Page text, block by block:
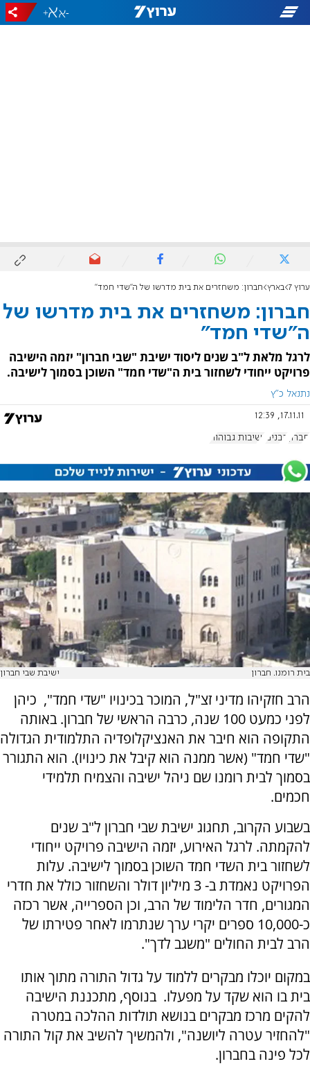
-
+
ערוץ 7 בארץ חברון: משחזרים את בית מדרשו של ה"שדי חמד"
חברון: משחזרים את בית מדרשו של
ה"שדי חמד"
לרגל מלאת ל"ב שנים ליסוד ישיבת "שבי חברון" יזמה הישיבה
פרויקט ייחודי לשחזור בית ה"שדי חמד" השוכן בסמוך לישיבה.
נתנאל כ"ץ
17.11.11, 12:39
חברון רבנים ישיבות גבוהות
בית רומנו. חברון ישיבת שבי חברון
הרב חזקיהו מדיני זצ"ל, המוכר בכינויו "שדי חמד", כיהן
לפני כמעט 100 שנה, כרבה הראשי של חברון. באותה
התקופה הוא חיבר את האנציקלופדיה התלמודית הגדולה
"שדי חמד" (אשר ממנה הוא קיבל את כינויו). הוא התגורר
בסמוך לבית רומנו שם ניהל ישיבה והצמיח תלמידי
חכמים.
בשבוע הקרוב, תחגוג ישיבת שבי חברון ל"ב שנים
להקמתה. לרגל האירוע, יזמה הישיבה פרויקט ייחודי
לשחזור בית השדי חמד השוכן בסמוך לישיבה. עלות
הפרויקט נאמדת ב- 3 מיליון דולר והשחזור כולל את חדרי
המגורים, חדר הלימוד של הרב, וכן הספרייה, אשר רכזה
כ-10,000 ספרים יקרי ערך שנתרמו לאחר פטירתו של
הרב לבית החולים "משגב לדך".
במקום יוכלו מבקרים ללמוד על גדול התורה מתוך אותו
בית בו הוא שקד על מפעלו. בנוסף, מתכננת הישיבה
להקים מרכז מבקרים בנושא תולדות ההלכה במטרה
"להחזיר עטרה ליושנה", ולהמשיך להשיב את קול התורה
לכל פינה בחברון.